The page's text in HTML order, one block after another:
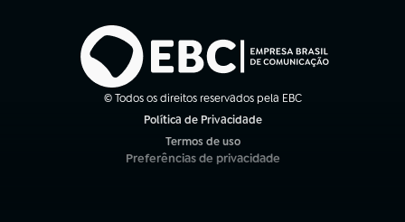
© Todos os direitos reservados pela EBC
Política de Privacidade
Termos de uso
(abre em nova aba)
Preferências de privacidade